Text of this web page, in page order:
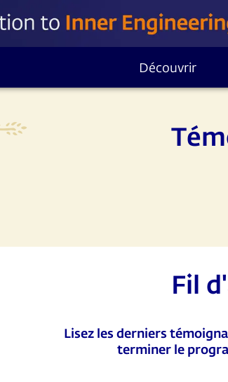
Découvrir
Fil
Lisez les derniers
terminer le